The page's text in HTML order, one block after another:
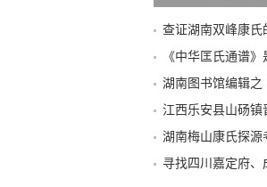
查证湖南双峰康氏
《中华匡氏通谱
湖南图书馆编辑之
江西乐安县山砀镇
湖南梅山康氏探源
寻找四川嘉定府、